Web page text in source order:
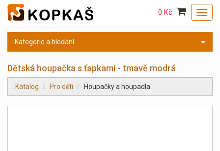
0 Kč
Kategorie a hledání
Dětská houpačka s ťapkami - tmavě modrá
Katalog Pro děti Houpačky a houpadla